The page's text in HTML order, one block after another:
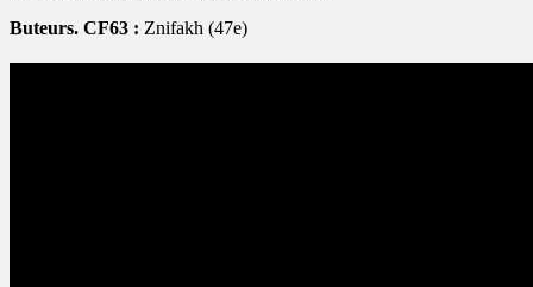
Buteurs. CF63 : Znifakh (47e)